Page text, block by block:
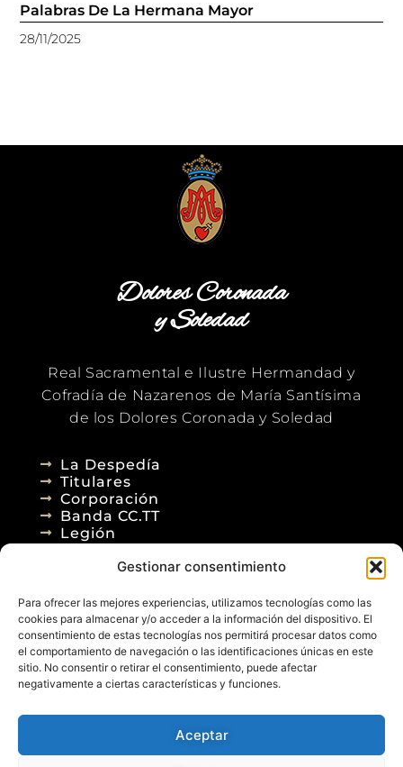
Gestionar consentimiento
Para ofrecer las mejores experiencias, utilizamos tecnologías como las
cookies para almacenar y/o acceder a la información del dispositivo. El
consentimiento de estas tecnologías nos permitirá procesar datos como
el comportamiento de navegación o las identificaciones únicas en este
sitio. No consentir o retirar el consentimiento, puede afectar
negativamente a ciertas características y funciones.
Aceptar
Palabras De La Hermana Mayor
28/11/2025
Dolores Coronada
y Soledad
Real Sacramental e Ilustre Hermandad y
Cofradía de Nazarenos de María Santísima
de los Dolores Coronada y Soledad
La Despedía
Titulares
Corporación
Banda CC.TT
Legión
Agenda
Blog
Contacto